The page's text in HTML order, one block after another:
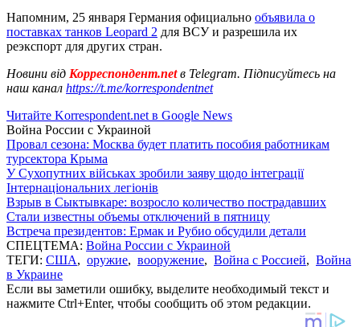
Напомним, 25 января Германия официально объявила о
поставках танков Leopard 2 для ВСУ и разрешила их
реэкспорт для других стран.
Новини від Корреспондент.netв Telegram. Підписуйтесь на
наш канал https://t.me/korrespondentnet
Читайте Korrespondent.net в Google News
Война России с Украиной
Провал сезона: Москва будет платить пособия работникам
турсектора Крыма
У Сухопутних військах зробили заяву щодо інтеграції
Інтернаціональних легіонів
Взрыв в Сыктывкаре: возросло количество пострадавших
Стали известны объемы отключений в пятницу
Встреча президентов: Ермак и Рубио обсудили детали
СПЕЦТЕМА: Война России с Украиной
ТЕГИ: США, оружие, вооружение, Война с Россией, Война
в Украине
Если вы заметили ошибку, выделите необходимый текст и
нажмите Ctrl+Enter, чтобы сообщить об этом редакции.